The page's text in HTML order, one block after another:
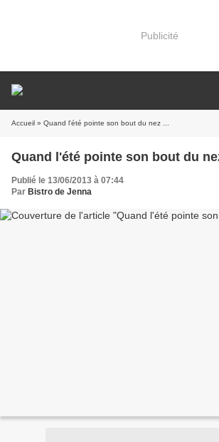
Publicité
Accueil » Quand l'été pointe son bout du nez ...
Quand l'été pointe son bout du
Publié le 13/06/2013 à 07:44
Par Bistro de Jenna